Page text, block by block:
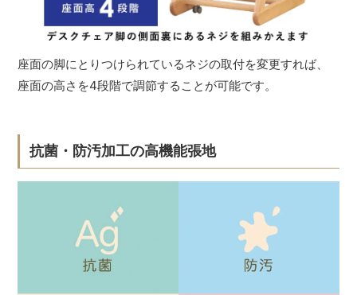
座面の脚にとりつけられているネジの取付を変更すれば、
座面の高さを4段階で調節することが可能です。
抗菌・防汚加工の高機能張地